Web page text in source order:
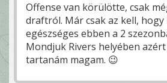
Offense van körülötte, csak
draftról. Már csak az kell, hogy
egészséges ebben a 2
Mondjuk Rivers helyében
tartanám magam. 😉